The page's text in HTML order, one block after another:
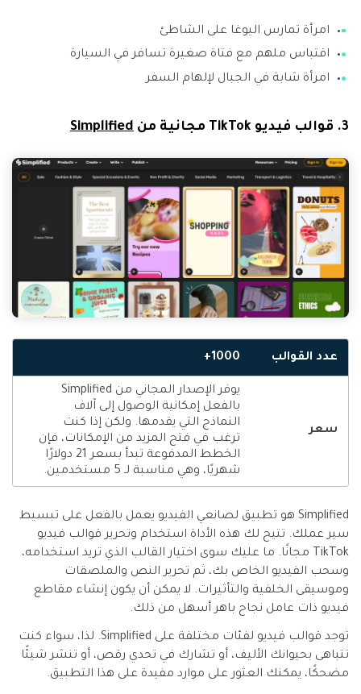
امرأة تمارس اليوغا على الشاطئ
اقتباس ملهم مع فتاة صغيرة تسافر في السيارة
امرأة شابة في الجبال لإلهام السفر
3. قوالب فيديو TikTok مجانية من Simplified
عدد القوالب 1000+
سعر
يوفر الإصدار المجاني من Simplified
بالفعل إمكانية الوصول إلى آلاف
النماذج التي يقدمها. ولكن إذا كنت
ترغب في فتح المزيد من الإمكانات، فإن
الخطط المدفوعة تبدأ بسعر 21 دولارًا
شهريًا، وهي مناسبة لـ 5 مستخدمين.
Simplified هو تطبيق لصانعي الفيديو يعمل بالفعل على تبسيط
سير عملك. تتيح لك هذه الأداة استخدام وتحرير قوالب فيديو
TikTok مجانًا. ما عليك سوى اختيار القالب الذي تريد استخدامه،
وسحب الفيديو الخاص بك، ثم تحرير النص والملصقات
وموسيقى الخلفية والتأثيرات. لا يمكن أن يكون إنشاء مقاطع
فيديو ذات عامل نجاح باهر أسهل من ذلك.
توجد قوالب فيديو لفئات مختلفة على Simplified. لذا، سواء كنت
تتباهى بحيوانك الأليف، أو تشارك في تحدي رقص، أو تنشر شيئًا
مضحكًا، يمكنك العثور على موارد مفيدة على هذا التطبيق.